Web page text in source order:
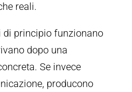
reali.
di principio funzionano
dopo una
Se invece
producono